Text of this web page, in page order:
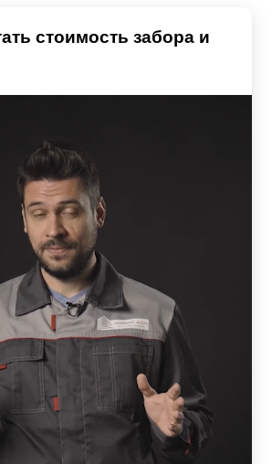
стоимость забора и